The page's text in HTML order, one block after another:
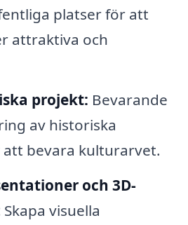
platser för att
attraktiva och
projekt: Bevarande
av historiska
bevara kulturarvet.
och 3D-
Skapa visuella